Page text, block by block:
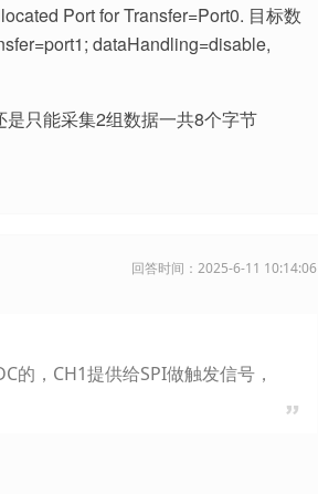
Port for Transfer=Port0. 目标数
dataHandling=disable,
只能采集2组数据一共8个字节
回答时间：2025-6-11 10:14:06
的，CH1提供给SPI做触发信号，